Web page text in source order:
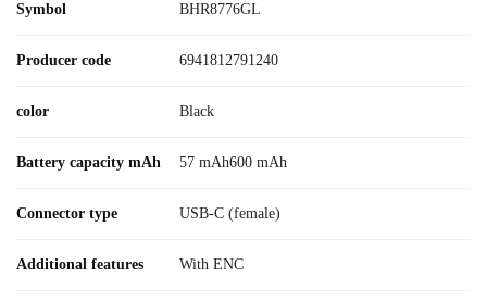
Symbol BHR8776GL
Producer code 6941812791240
color Black
Battery capacity mAh 57 mAh600 mAh
Connector type USB-C (female)
Additional features With ENC